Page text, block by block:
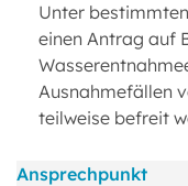
Unter
einen Antrag auf
Ausnahmefällen
teilweise befreit
Ansprechpunkt